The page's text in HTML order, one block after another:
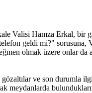
Valisi Hamza Erkal, bir
geldi mi?"
olmak üzere onlar
ve son durumla
meydanlarda